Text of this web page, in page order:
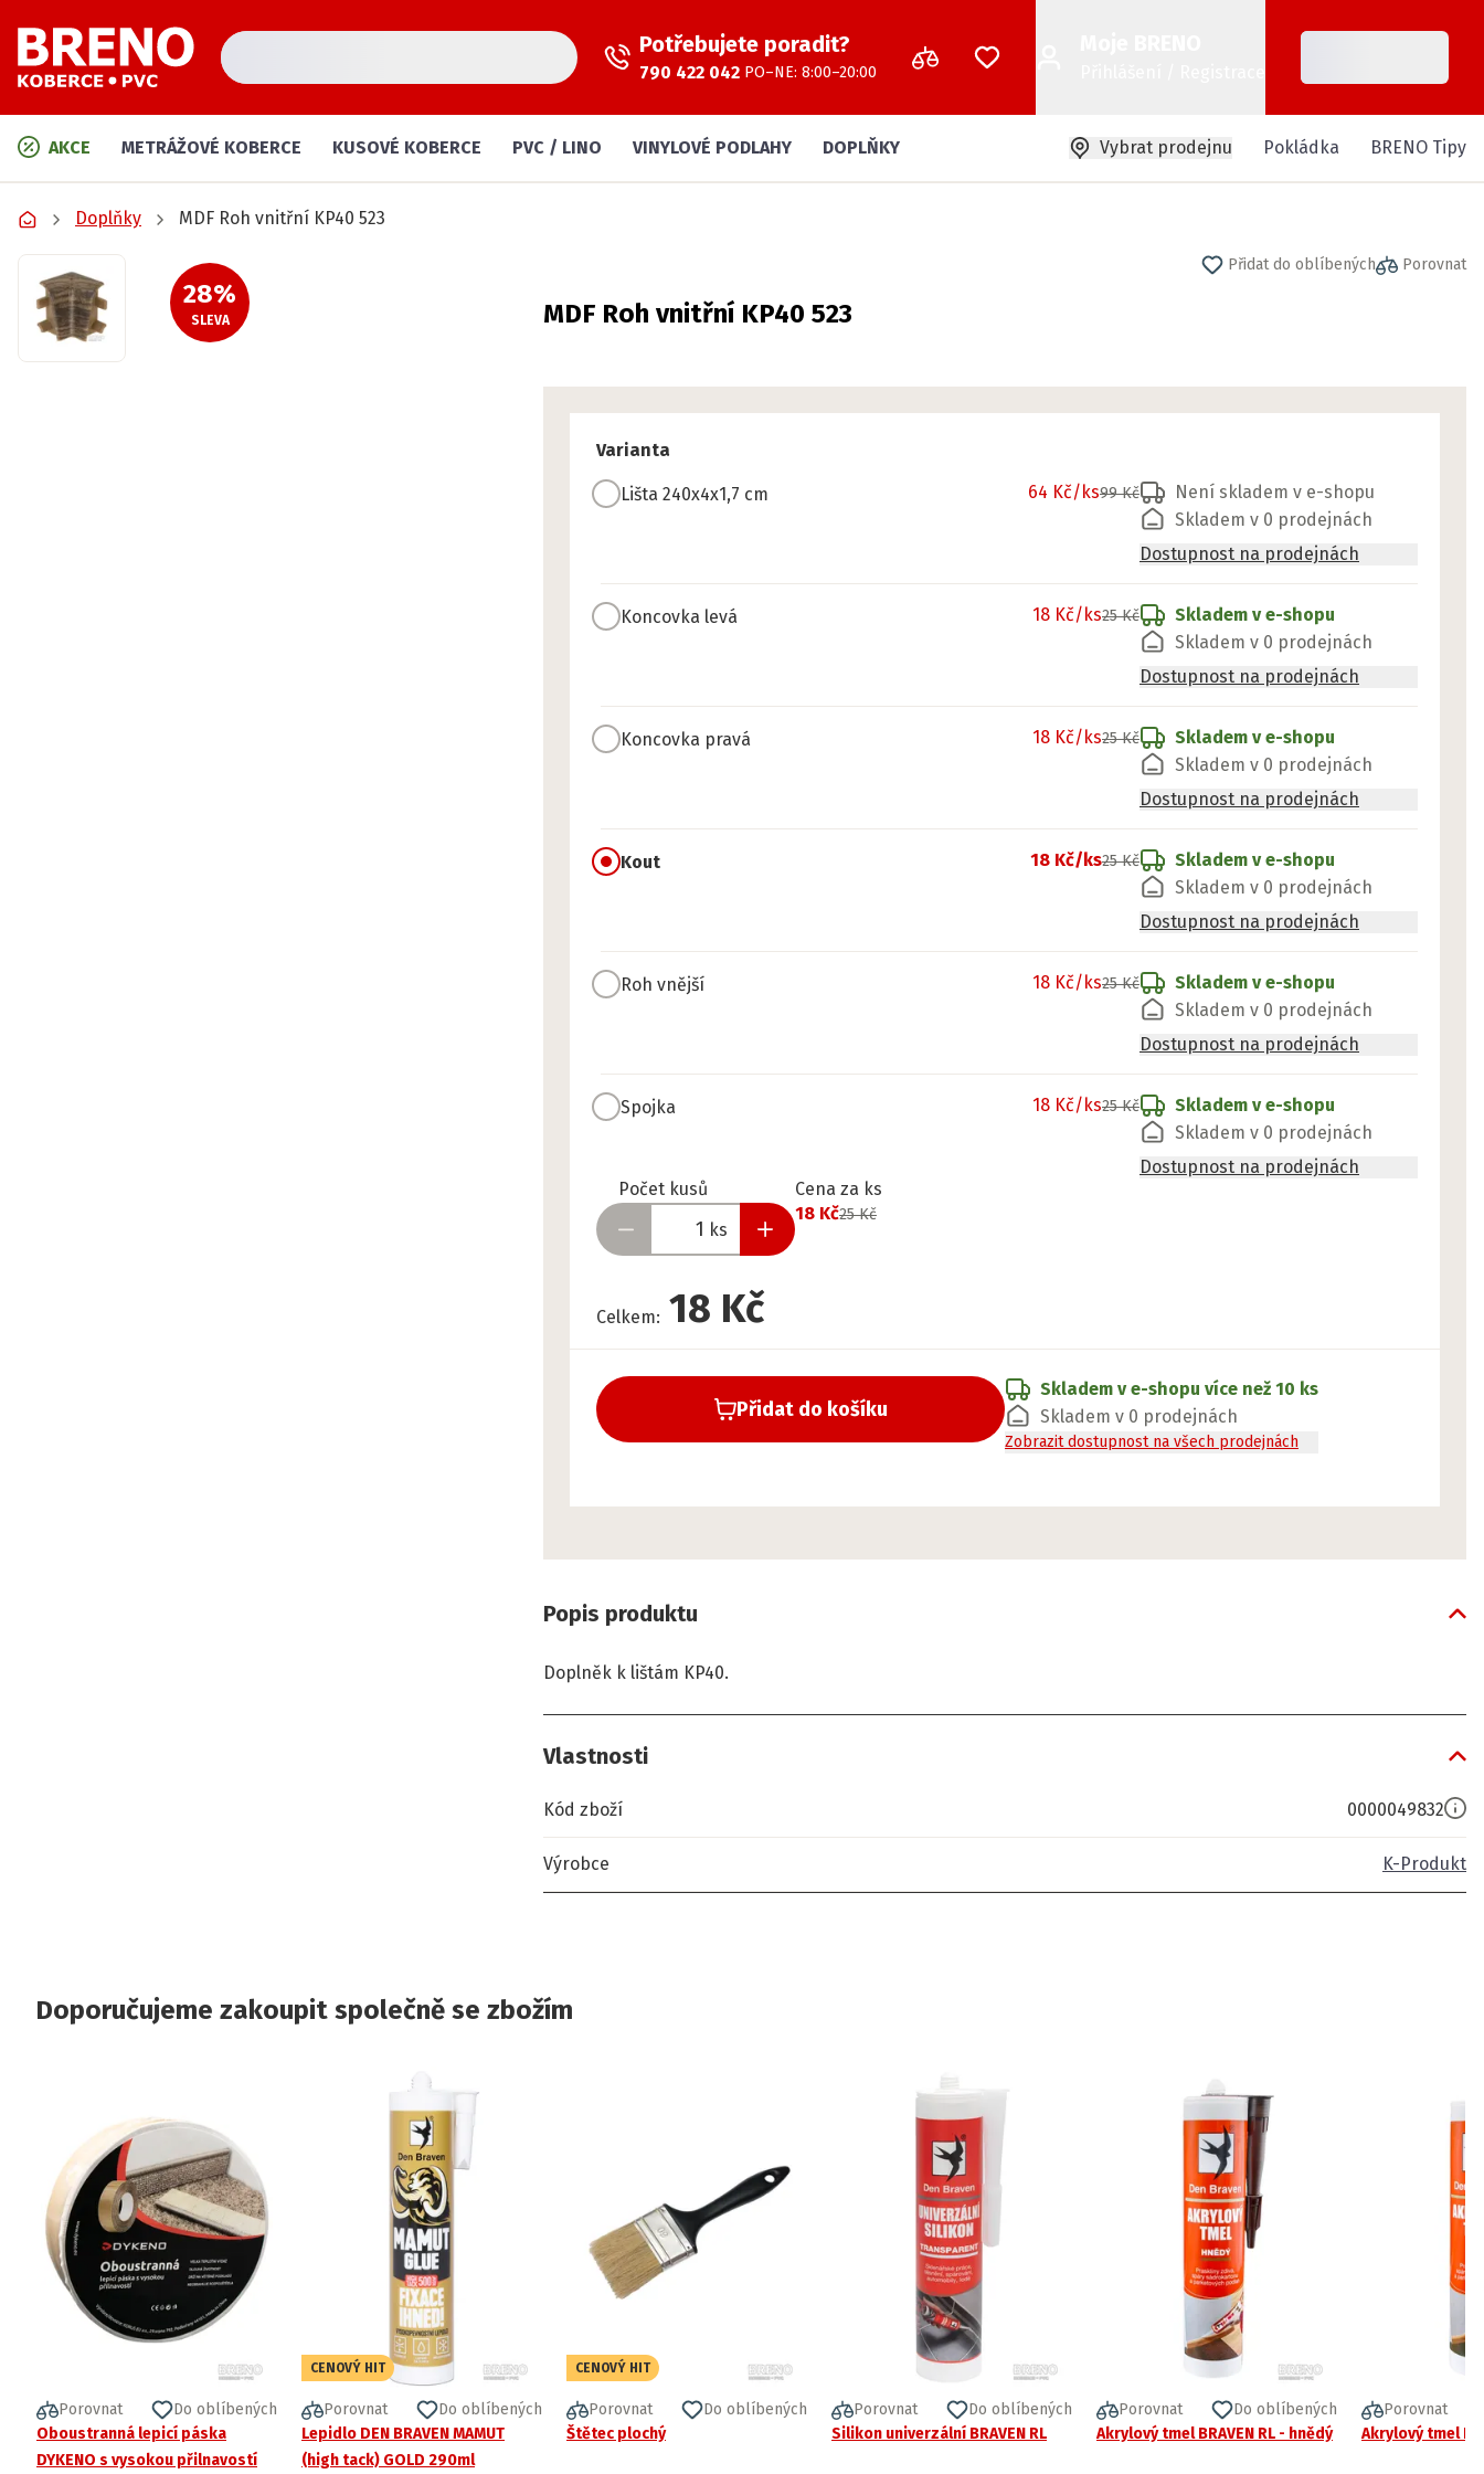
Potřebujete poradit?
790 422 042 PO–NE: 8:00–20:00
AKCE METRÁŽOVÉ KOBERCE KUSOVÉ KOBERCE PVC / LINO VINYLOVÉ PODLAHY DOPLŇKY Vybrat prodejnu Pokládka BRENO Tipy
Doplňky MDF Roh vnitřní KP40 523
28%
SLEVA
Přidat do oblíbených Porovnat
MDF Roh vnitřní KP40 523
Varianta
Lišta 240x4x1,7 cm 64 Kč/ks99 Kč
Není skladem v e-shopu
Skladem v 0 prodejnách
Dostupnost na prodejnách
Koncovka levá 18 Kč/ks25 Kč
Skladem v e-shopu
Skladem v 0 prodejnách
Dostupnost na prodejnách
Koncovka pravá 18 Kč/ks25 Kč
Skladem v e-shopu
Skladem v 0 prodejnách
Dostupnost na prodejnách
Kout 18 Kč/ks25 Kč
Skladem v e-shopu
Skladem v 0 prodejnách
Dostupnost na prodejnách
Roh vnější 18 Kč/ks25 Kč
Skladem v e-shopu
Skladem v 0 prodejnách
Dostupnost na prodejnách
Spojka 18 Kč/ks25 Kč
Skladem v e-shopu
Skladem v 0 prodejnách
Dostupnost na prodejnách
Počet kusů
ks
Připraveno
Cena za ks
18 Kč25 Kč
Celkem: 18 Kč
Přidat do košíku
Skladem v e-shopu více než 10 ks
Skladem v 0 prodejnách
Zobrazit dostupnost na všech prodejnách
Popis produktu
Doplněk k lištám KP40.
Vlastnosti
Kód zboží 0000049832
Výrobce K-Produkt
Doporučujeme zakoupit společně se zbožím
Porovnat
Do oblíbených
Oboustranná lepicí páska
DYKENO s vysokou přilnavostí
CENOVÝ HIT
Porovnat
Do oblíbených
Lepidlo DEN BRAVEN MAMUT
(high tack) GOLD 290ml
CENOVÝ HIT
Porovnat
Do oblíbených
Štětec plochý
Porovnat
Do oblíbených
Silikon univerzální BRAVEN RL
Porovnat
Do oblíbených
Akrylový tmel BRAVEN RL - hnědý
Porovnat
Akrylový tmel